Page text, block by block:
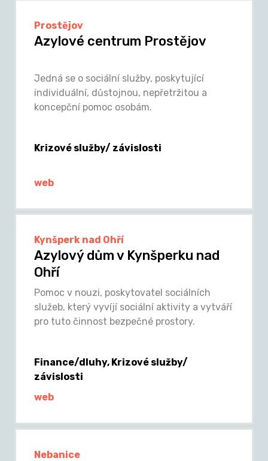
Prostějov
Azylové centrum Prostějov
Jedná se o sociální služby, poskytující
individuální, důstojnou, nepřetržitou a
koncepční pomoc osobám.
Krizové služby/ závislosti
web
Kynšperk nad Ohří
Azylový dům v Kynšperku nad
Ohří
Pomoc v nouzi, poskytovatel sociálních
služeb, který vyvíjí sociální aktivity a vytváří
pro tuto činnost bezpečné prostory.
Finance/dluhy, Krizové služby/
závislosti
web
Nebanice